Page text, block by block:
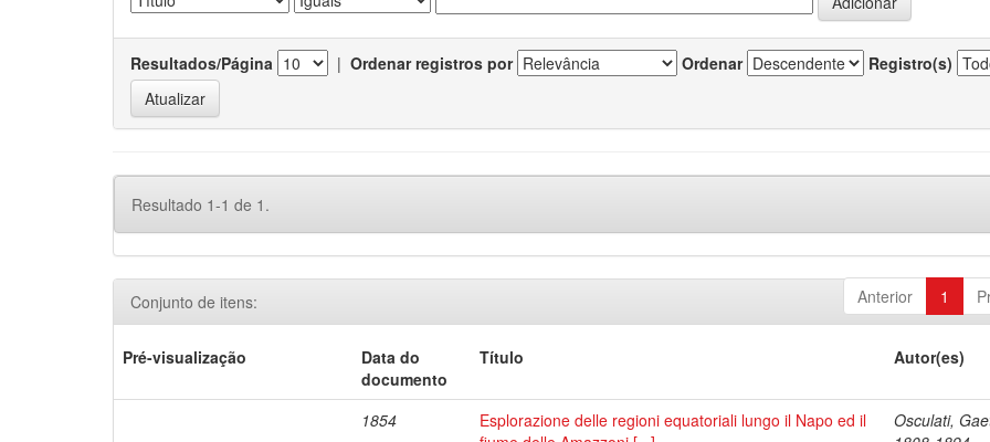
Resultados/Página | Ordenar registros por Ordenar Registro(s)
Resultado 1-1 de 1.
Anterior 1
Conjunto de itens:
Pré-visualização
Data do
documento
Título Autor(es)
1854
Esplorazione delle regioni equatoriali lungo il Napo ed il
Osculati,